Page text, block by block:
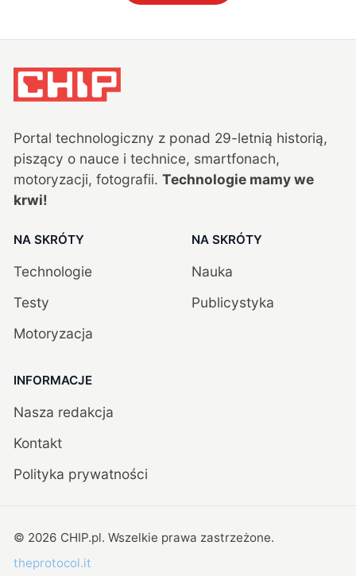
Portal technologiczny z ponad 29-letnią historią,
piszący o nauce i technice, smartfonach,
motoryzacji, fotografii. Technologie mamy we
krwi!
NA SKRÓTY
Technologie
Testy
Motoryzacja
NA SKRÓTY
Nauka
Publicystyka
INFORMACJE
Nasza redakcja
Kontakt
Polityka prywatności
© 2026 CHIP.pl. Wszelkie prawa zastrzeżone.
theprotocol.it